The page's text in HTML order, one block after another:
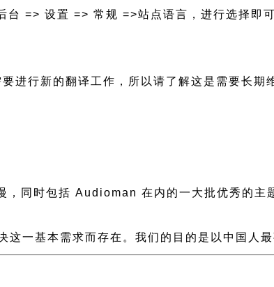
=> 设置 => 常规 =>站点语言，进行选择即
进行新的翻译工作，所以请了解这是需要长期
同时包括 Audioman 在内的一大批优秀的主
这一基本需求而存在。我们的目的是以中国人